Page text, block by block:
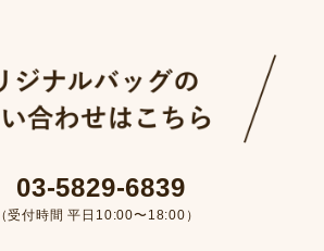
03-5829-6839
（受付時間 平日10:00〜18:00）